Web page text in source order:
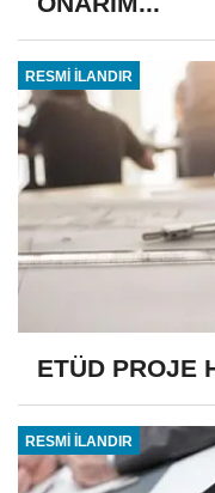
RESMİ İLANDIR
ETÜD PROJE
RESMİ İLANDIR